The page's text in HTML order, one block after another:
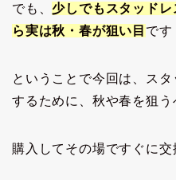
でも、少しでもスタッド
ら実は秋・春が狙い目 です
ということで今回は、ス
するために、秋や春を狙う
購入してその場ですぐに交